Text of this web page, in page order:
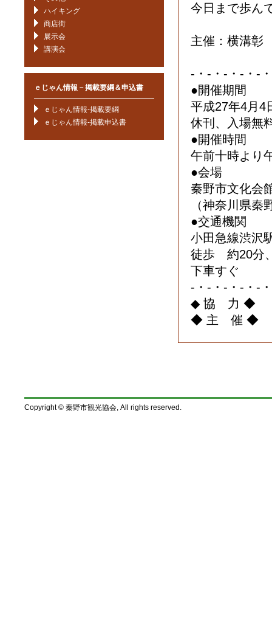
ハイキング
商店街
展示会
講演会
ｅじゃん情報－掲載要綱＆申込書
ｅじゃん情報-掲載要綱
ｅじゃん情報-掲載申込書
今日まで歩ん
主催：横溝彰
-・-・-・-・-
●開催期間
平成27年4月
休刊、入場無
●開催時間
午前十時より
●会場
秦野市文化
（神奈川県秦
●交通機関
小田急線渋沢
徒歩 約20分
下車すぐ
-・-・-・-・-
◆ 協 力 ◆ （
◆ 主 催 ◆
Copyright © 秦野市観光協会, All rights reserved.